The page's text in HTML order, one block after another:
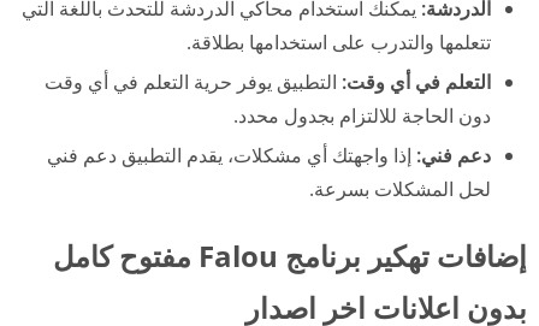
الدردشة: يمكنك استخدام محاكي الدردشة للتحدث باللغة التي
تتعلمها والتدرب على استخدامها بطلاقة.
التعلم في أي وقت: التطبيق يوفر حرية التعلم في أي وقت
دون الحاجة للالتزام بجدول محدد.
دعم فني: إذا واجهتك أي مشكلات، يقدم التطبيق دعم فني
لحل المشكلات بسرعة.
إضافات تهكير برنامج Falou مفتوح كامل
بدون اعلانات اخر اصدار